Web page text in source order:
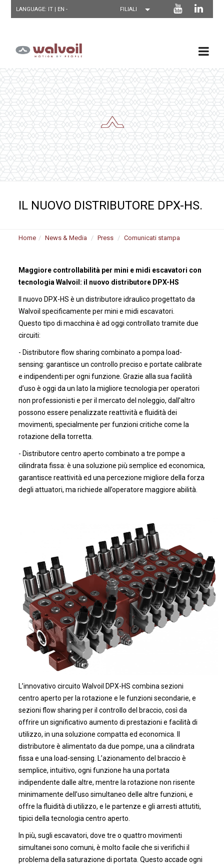
LANGUAGE: IT | EN-
IL NUOVO DISTRIBUTORE DPX-HS.
Home News & Media Press Comunicati stampa
Maggiore controllabilità per mini e midi escavatori con
tecnologia Walvoil: il nuovo distributore DPX-HS
Il nuovo DPX-HS è un distributore idraulico progettato da
Walvoil specificamente per mini e midi escavatori.
Questo tipo di macchina è ad oggi controllato tramite due
circuiti:
- Distributore flow sharing combinato a pompa load-
sensing: garantisce un controllo preciso e portate calibrate
e indipendenti per ogni funzione. Grazie alla sua facilità
d’uso è oggi da un lato la migliore tecnologia per operatori
non professionisti e per il mercato del noleggio, dall’altro
possono essere penalizzate reattività e fluidità dei
movimenti, specialmente per funzioni critiche come la
rotazione della torretta.
- Distributore centro aperto combinato a tre pompe a
cilindrata fissa: è una soluzione più semplice ed economica,
garantisce reattività ed una percezione migliore della forza
degli attuatori, ma richiede all’operatore maggiore abilità.
L’innovativo circuito Walvoil DPX-HS combina sezioni
centro aperto per la rotazione e le funzioni secondarie, e
sezioni flow sharing per il controllo del braccio, così da
offrire un significativo aumento di prestazioni e facilità di
utilizzo, in una soluzione compatta ed economica. Il
distributore è alimentato da due pompe, una a cilindrata
fissa e una load-sensing. L’azionamento del braccio è
semplice, intuitivo, ogni funzione ha una portata
indipendente dalle altre, mentre la rotazione non risente
minimamente dell’uso simultaneo delle altre funzioni, e
offre la fluidità di utilizzo, e le partenze e gli arresti attutiti,
tipici della tecnologia centro aperto.
In più, sugli escavatori, dove tre o quattro movimenti
simultanei sono comuni, è molto facile che si verifichi il
problema della saturazione di portata. Questo accade ogni